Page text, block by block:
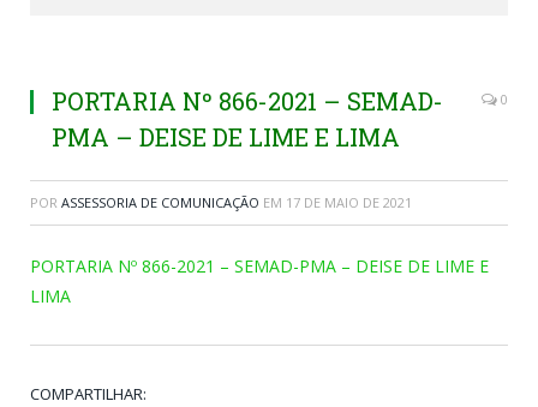
PORTARIA Nº 866-2021 – SEMAD-
PMA – DEISE DE LIME E LIMA
0
POR ASSESSORIA DE COMUNICAÇÃO EM 17 DE MAIO DE 2021
PORTARIA Nº 866-2021 – SEMAD-PMA – DEISE DE LIME E
LIMA
COMPARTILHAR: